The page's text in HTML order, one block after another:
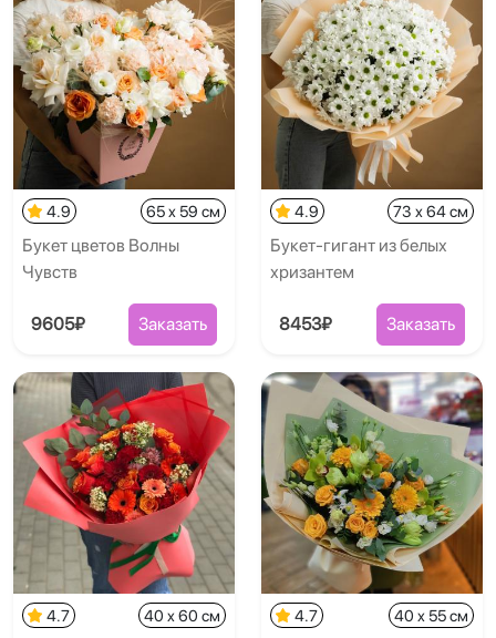
4.9 65 x 59 см
Букет цветов Волны
Чувств
9605₽ Заказать
4.9 73 x 64 см
Букет-гигант из белых
хризантем
8453₽ Заказать
4.7 40 x 60 см 4.7 40 x 55 см